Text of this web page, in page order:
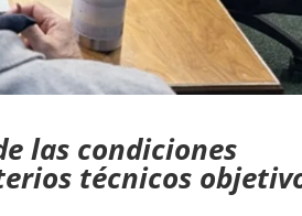
las condiciones
técnicos